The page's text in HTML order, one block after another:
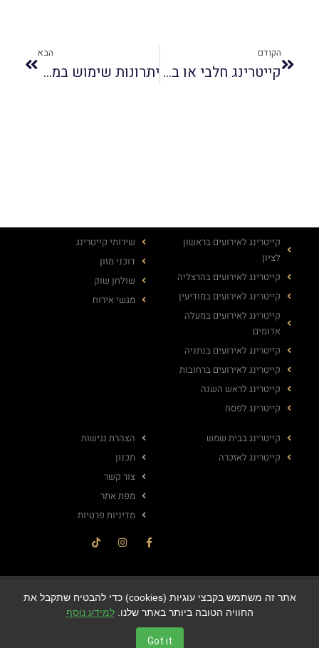
הקודם
קייטרינג חלבי או בשרי
הבא
יתרונות שימוש במגשי אירוח לברית
קייטרינג לאירועים בראשון
לציון
קייטרינג לאירועים בהרצליה
קייטרינג לאירועים במודיעין
קייטרינג לאירועים במעלה
אדומים
קייטרינג לאירועים בנתניה
קייטרינג לאירועים ברחובות
קייטרינג לראש השנה
קייטרינג לפסח
שירותי קייטרינג
דוכני מזון
שולחן שוק
מגשי אירוח
קייטרינג בבית שמש
קייטרינג לאזכרה
הצהרת נגישות
תכנון
צור קשר
מפת אתר
מדיניות פרטיות
© All rights reserved
אתר זה משתמש בקבצי עוגיות (cookies) כדי להבטיח שתקבל את
החוויה הטובה ביותר באתר שלנו.למידע נוסף
Got it